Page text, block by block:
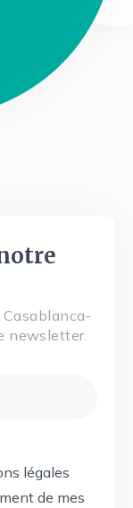
Casablanca-
newsletter.
légales
de mes